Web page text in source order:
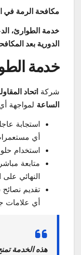
مكافحة الرمة في
خدمة الطوارئ،
الدورية بعد
خدمة
شركة اتحاد
الساعة لمواجهة
استجابة
أي
استخدام
متابعة
النهائي
تقديم
أي علامات
هذه الخدمة